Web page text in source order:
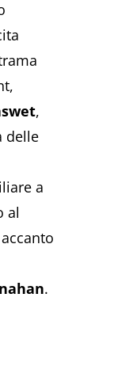
,
delle
a
al
.